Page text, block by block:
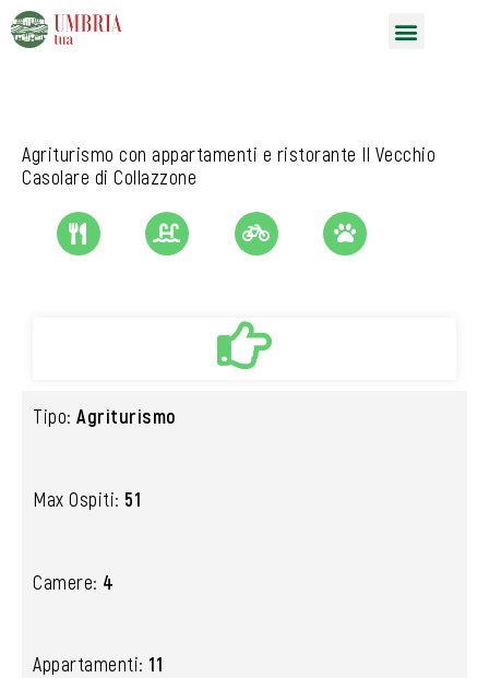
Vai
al
Agriturismo con appartamenti e ristorante Il Vecchio
Casolare di Collazzone
Tipo: Agriturismo
Max Ospiti: 51
Camere: 4
Appartamenti: 11